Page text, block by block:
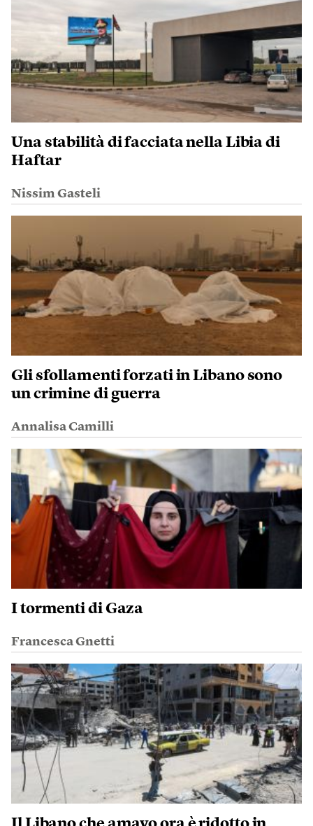
Una stabilità di facciata nella Libia di
Haftar
Nissim Gasteli
Gli sfollamenti forzati in Libano sono
un crimine di guerra
Annalisa Camilli
I tormenti di Gaza
Francesca Gnetti